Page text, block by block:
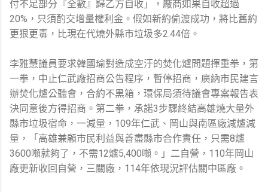
付不足部分『全數』歸乙方自收」，廠商如果自收超過
20%，只須酌交增量權利金。假如新約偷渡成功，將比舊約
更狠更毒，比現在代燒外縣市垃圾多2.44倍。
李雅慧議員要求韓國瑜對造成空汙的焚化爐問題揮重拳，第
一拳，中止仁武廠招商公告程序，暫停招商，廣納市民建言
辦焚化爐公聽會，合約不黑箱，環保局須待議會專案報告表
決同意後方得招商。第二拳，承諾3步驟終結高雄燒大量外
縣市垃圾宿命，一減量，109年仁武、岡山與南區廠減爐減
量，「高雄兼顧市民利益與善盡縣市合作責任，只需8爐
3600噸就夠了，不需12爐5,400噸。」二自營，110年岡山
廠更新收回自營，三關廠，114年依現況評估關中區廠。